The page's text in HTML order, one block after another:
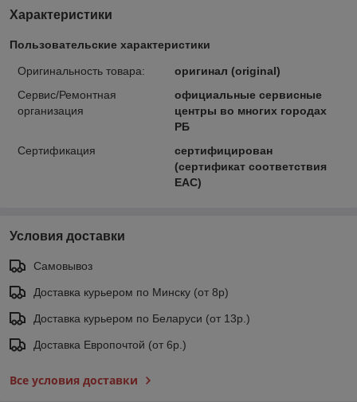
Характеристики
Пользовательские характеристики
Оригинальность товара:
оригинал (original)
Сервис/Ремонтная
организация
официальные сервисные
центры во многих городах
РБ
Сертификация
сертифицирован
(сертификат соответствия
ЕАС)
Условия доставки
Самовывоз
Доставка курьером по Минску (от 8р)
Доставка курьером по Беларуси (от 13р.)
Доставка Европочтой (от 6р.)
Все условия доставки